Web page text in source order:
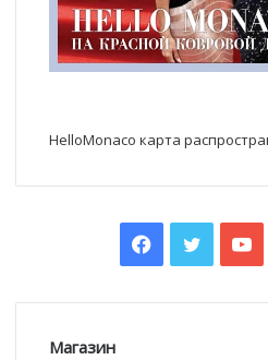
HelloMonaco карта
Facebook
Twitter
Магазин